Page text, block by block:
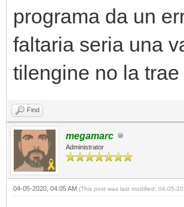
programa da un
faltaria seria una
tilengine no la
Find
megamarc
Administrator
04-05-2020, 04:05 AM (This post was last modified: 04-05-